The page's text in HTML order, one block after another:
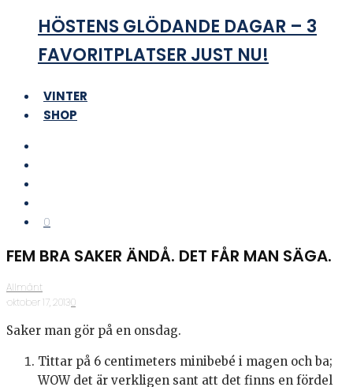
HÖSTENS GLÖDANDE DAGAR – 3
FAVORITPLATSER JUST NU!
VINTER
SHOP
0
FEM BRA SAKER ÄNDÅ. DET FÅR MAN SÄGA.
Allmänt
·oktober 17, 2013·0
Saker man gör på en onsdag.
Tittar på 6 centimeters minibebé i magen och ba;
WOW det är verkligen sant att det finns en fördel